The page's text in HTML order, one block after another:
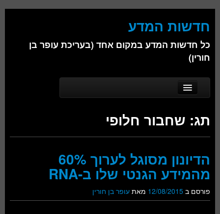
חדשות המדע
כל חדשות המדע במקום אחד (בעריכת עופר בן
חורין)
Main menu
Skip to primary content
Skip to secondary content
אודות
כימיה
פיזיקה
חברה
תג: שחבור חלופי
הדיונון מסוגל לערוך 60%
מהמידע הגנטי שלו ב-RNA
פורסם ב 12/08/2015 מאת עופר בן חורין